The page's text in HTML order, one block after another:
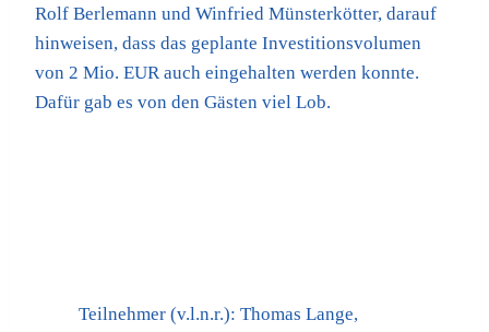
Rolf Berlemann und Winfried Münsterkötter, darauf
hinweisen, dass das geplante Investitionsvolumen
von 2 Mio. EUR auch eingehalten werden konnte.
Dafür gab es von den Gästen viel Lob.
Teilnehmer (v.l.n.r.): Thomas Lange,